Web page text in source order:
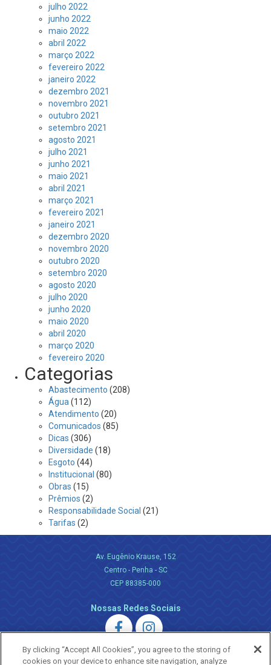
julho 2022
junho 2022
maio 2022
abril 2022
março 2022
fevereiro 2022
janeiro 2022
dezembro 2021
novembro 2021
outubro 2021
setembro 2021
agosto 2021
julho 2021
junho 2021
maio 2021
abril 2021
março 2021
fevereiro 2021
janeiro 2021
dezembro 2020
novembro 2020
outubro 2020
setembro 2020
agosto 2020
julho 2020
junho 2020
maio 2020
abril 2020
março 2020
fevereiro 2020
Categorias
Abastecimento (208)
Água (112)
Atendimento (20)
Comunicados (85)
Dicas (306)
Diversidade (18)
Esgoto (44)
Institucional (80)
Obras (15)
Prêmios (2)
Responsabilidade Social (21)
Tarifas (2)
Av. Eugênio Krause, 152
Centro - Penha - SC
CEP 88385-000
Nossas Redes Sociais
By clicking “Accept All Cookies”, you agree to the storing of
cookies on your device to enhance site navigation, analyze